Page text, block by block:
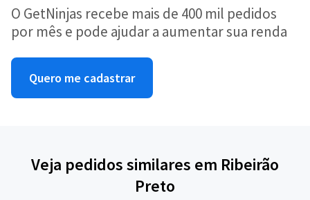
O GetNinjas recebe mais de 400 mil pedidos
por mês e pode ajudar a aumentar sua renda
Quero me cadastrar
Veja pedidos similares em Ribeirão
Preto